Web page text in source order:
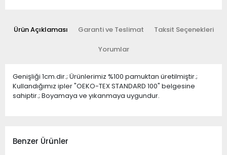
Ürün Açıklaması Garanti ve Teslimat Taksit Seçenekleri
Yorumlar
Genişliği 1cm.dir.; Ürünlerimiz %100 pamuktan üretilmiştir.;
Kullandığımız ipler "OEKO-TEX STANDARD 100" belgesine
sahiptir.; Boyamaya ve yıkanmaya uygundur.
Benzer Ürünler